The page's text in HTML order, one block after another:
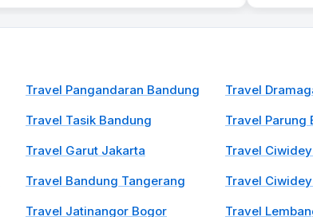
Travel Pangandaran Bandung
Travel Tasik Bandung
Travel Garut Jakarta
Travel Bandung Tangerang
Travel Jatinangor Bogor
Travel
Travel Parung
Travel
Travel
Travel